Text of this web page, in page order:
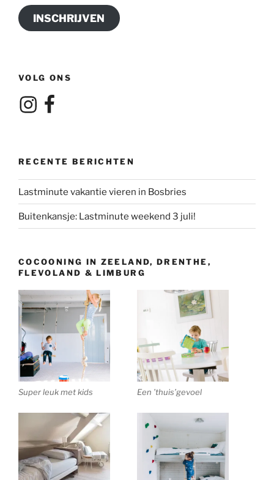
INSCHRIJVEN
VOLG ONS
InstagramFacebook
RECENTE BERICHTEN
Lastminute vakantie vieren in Bosbries
Buitenkansje: Lastminute weekend 3 juli!
COCOONING IN ZEELAND, DRENTHE,
FLEVOLAND & LIMBURG
Super leuk met kids Een ’thuis’gevoel